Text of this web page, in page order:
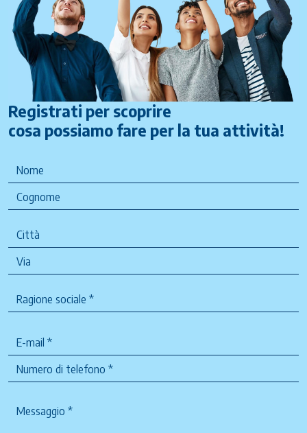
Registrati per scoprire
cosa possiamo fare per la tua attività!